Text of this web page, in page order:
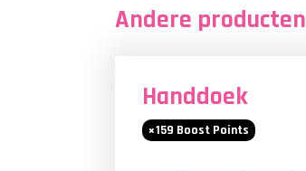
Andere producten
LOW STOCK
Handdoek
159 Boost Points